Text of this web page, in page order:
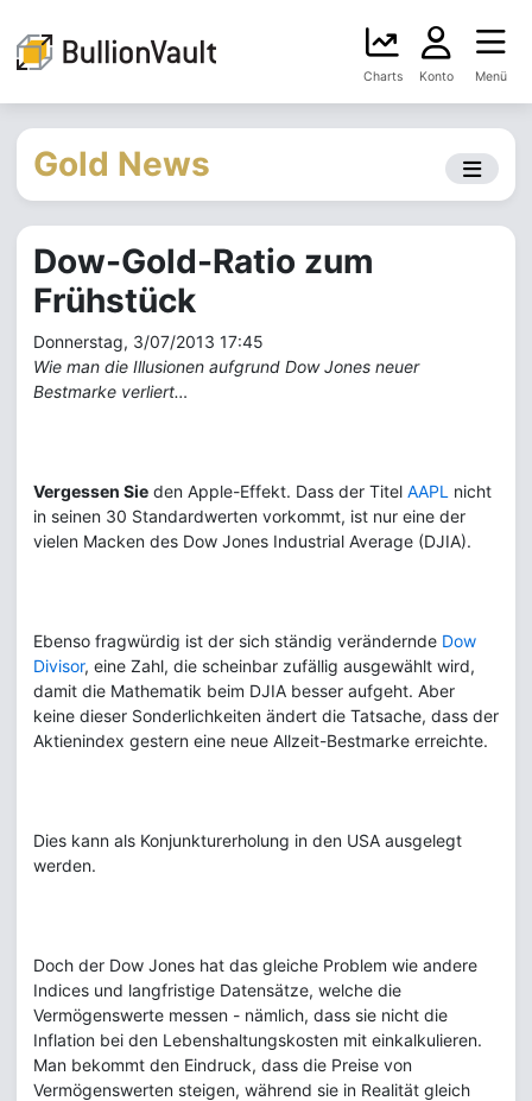
Charts Konto Menü
Gold News
Dow-Gold-Ratio zum
Frühstück
Donnerstag, 3/07/2013 17:45
Wie man die Illusionen aufgrund Dow Jones neuer
Bestmarke verliert…
Vergessen Sie den Apple-Effekt. Dass der Titel AAPL nicht
in seinen 30 Standardwerten vorkommt, ist nur eine der
vielen Macken des Dow Jones Industrial Average (DJIA).
Ebenso fragwürdig ist der sich ständig verändernde Dow
Divisor, eine Zahl, die scheinbar zufällig ausgewählt wird,
damit die Mathematik beim DJIA besser aufgeht. Aber
keine dieser Sonderlichkeiten ändert die Tatsache, dass der
Aktienindex gestern eine neue Allzeit-Bestmarke erreichte.
Dies kann als Konjunkturerholung in den USA ausgelegt
werden.
Doch der Dow Jones hat das gleiche Problem wie andere
Indices und langfristige Datensätze, welche die
Vermögenswerte messen - nämlich, dass sie nicht die
Inflation bei den Lebenshaltungskosten mit einkalkulieren.
Man bekommt den Eindruck, dass die Preise von
Vermögenswerten steigen, während sie in Realität gleich